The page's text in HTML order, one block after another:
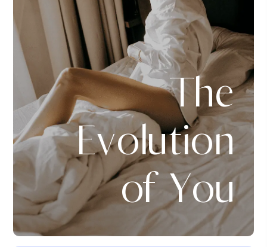
The
Evolution
of You